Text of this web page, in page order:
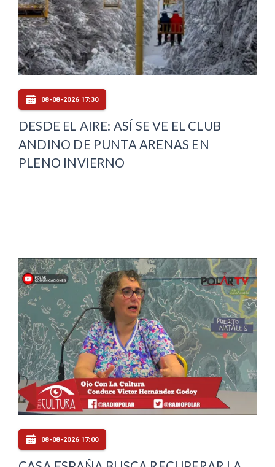
08-08-2026 17:30
DESDE EL AIRE: ASÍ SE VE EL CLUB
ANDINO DE PUNTA ARENAS EN
PLENO INVIERNO
08-08-2026 17:00